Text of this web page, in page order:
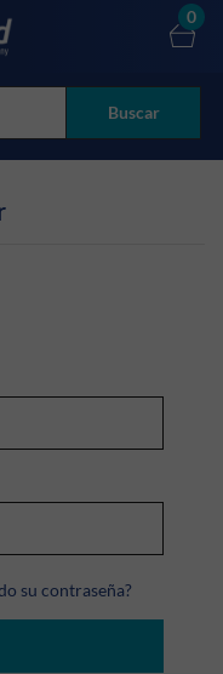
Buscar
0
su contraseña?